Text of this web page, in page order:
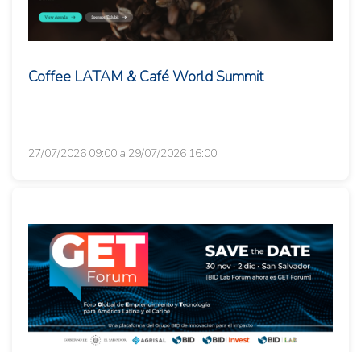
Coffee LATAM & Café World Summit
27/07/2026 09:00 a 29/07/2026 16:00